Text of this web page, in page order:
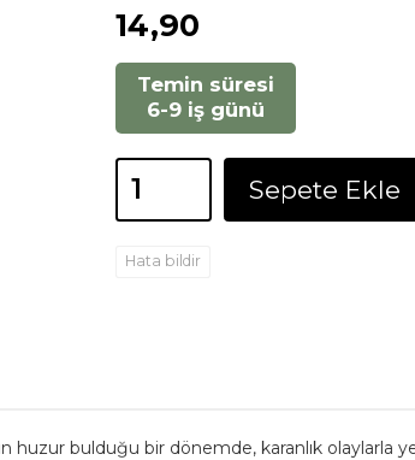
14,90
Temin süresi
6-9 iş günü
Sepete Ekle
Hata bildir
bulduğu bir dönemde, karanlık olaylarla